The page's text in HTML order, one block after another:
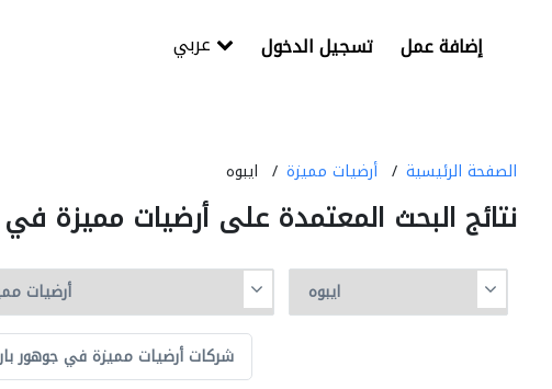
تسجيل الدخول إضافة عمل
الصفحة الرئيسية أرضيات مميزة ايبوه
نتائج البحث المعتمدة على أرضيات مميزة في
شركات أرضيات مميزة في جوهور